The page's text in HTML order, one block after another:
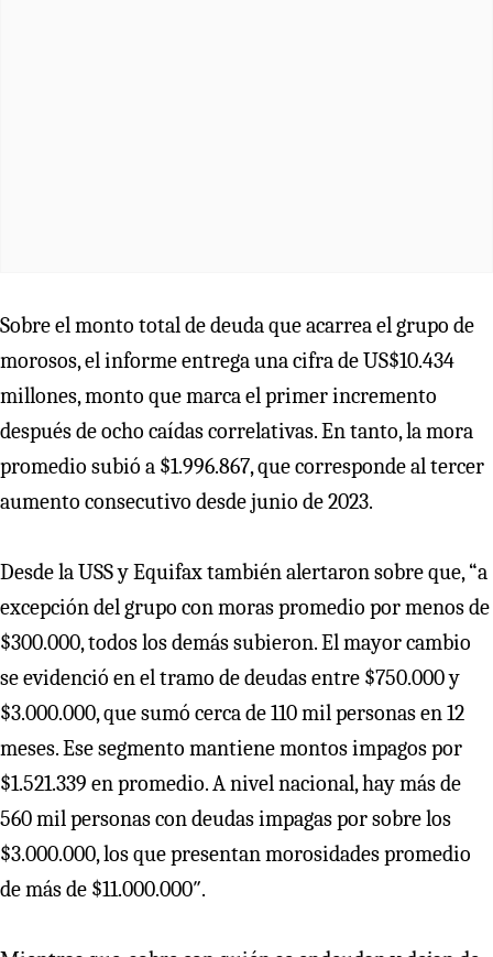
Sobre el monto total de deuda que acarrea el grupo de
morosos, el informe entrega una cifra de US$10.434
millones, monto que marca el primer incremento
después de ocho caídas correlativas. En tanto, la mora
promedio subió a $1.996.867, que corresponde al tercer
aumento consecutivo desde junio de 2023.
Desde la USS y Equifax también alertaron sobre que, “a
excepción del grupo con moras promedio por menos de
$300.000, todos los demás subieron. El mayor cambio
se evidenció en el tramo de deudas entre $750.000 y
$3.000.000, que sumó cerca de 110 mil personas en 12
meses. Ese segmento mantiene montos impagos por
$1.521.339 en promedio. A nivel nacional, hay más de
560 mil personas con deudas impagas por sobre los
$3.000.000, los que presentan morosidades promedio
de más de $11.000.000″.